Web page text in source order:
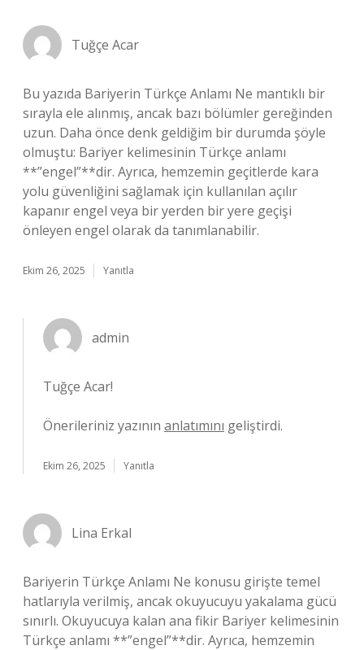
Tuğçe Acar
Bu yazıda Bariyerin Türkçe Anlamı Ne mantıklı bir
sırayla ele alınmış, ancak bazı bölümler gereğinden
uzun. Daha önce denk geldiğim bir durumda şöyle
olmuştu: Bariyer kelimesinin Türkçe anlamı
**”engel”**dir. Ayrıca, hemzemin geçitlerde kara
yolu güvenliğini sağlamak için kullanılan açılır
kapanır engel veya bir yerden bir yere geçişi
önleyen engel olarak da tanımlanabilir.
Ekim 26, 2025 Yanıtla
admin
Tuğçe Acar!
Önerileriniz yazının anlatımını geliştirdi.
Ekim 26, 2025 Yanıtla
Lina Erkal
Bariyerin Türkçe Anlamı Ne konusu girişte temel
hatlarıyla verilmiş, ancak okuyucuyu yakalama gücü
sınırlı. Okuyucuya kalan ana fikir Bariyer kelimesinin
Türkçe anlamı **”engel”**dir. Ayrıca, hemzemin